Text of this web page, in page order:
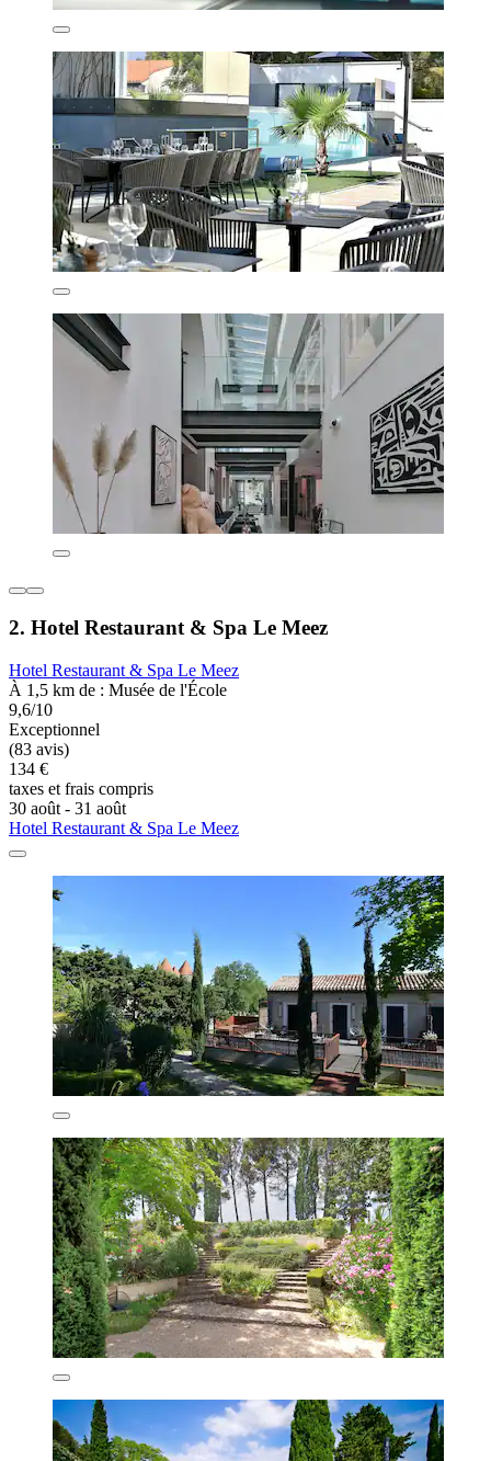
2. Hotel Restaurant & Spa Le Meez
Hotel Restaurant & Spa Le Meez
À 1,5 km de : Musée de l'École
9,6/10
Exceptionnel
(83 avis)
134 €
taxes et frais compris
30 août - 31 août
Hotel Restaurant & Spa Le Meez